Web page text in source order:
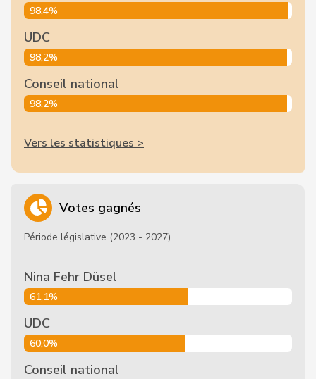
98,4%
UDC
98,2%
Conseil national
98,2%
Vers les statistiques >
Votes gagnés
Période législative (2023 - 2027)
Nina Fehr Düsel
61,1%
UDC
60,0%
Conseil national